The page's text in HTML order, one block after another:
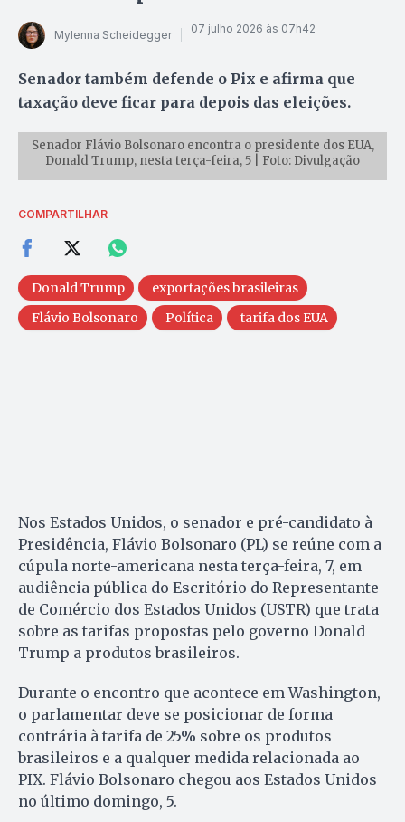
Mylenna Scheidegger 07 julho 2026 às 07h42
Senador também defende o Pix e afirma que
taxação deve ficar para depois das eleições.
Senador Flávio Bolsonaro encontra o presidente dos EUA,
Donald Trump, nesta terça-feira, 5 | Foto: Divulgação
COMPARTILHAR
Donald Trump
exportações brasileiras
Flávio Bolsonaro
Política tarifa dos EUA
Nos Estados Unidos, o senador e pré-candidato à
Presidência, Flávio Bolsonaro (PL) se reúne com a
cúpula norte-americana nesta terça-feira, 7, em
audiência pública do Escritório do Representante
de Comércio dos Estados Unidos (USTR) que trata
sobre as tarifas propostas pelo governo Donald
Trump a produtos brasileiros.
Durante o encontro que acontece em Washington,
o parlamentar deve se posicionar de forma
contrária à tarifa de 25% sobre os produtos
brasileiros e a qualquer medida relacionada ao
PIX. Flávio Bolsonaro chegou aos Estados Unidos
no último domingo, 5.